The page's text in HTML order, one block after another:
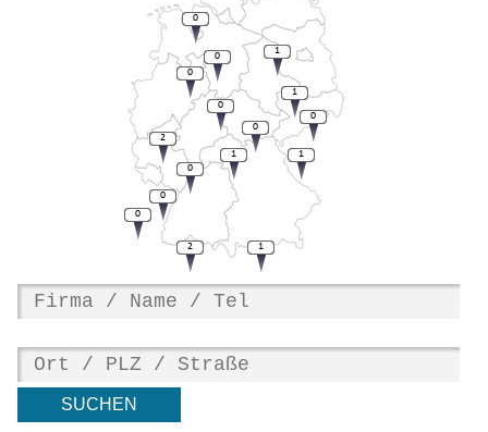
1
0
2
1
0
1
0
0
0
0
0
0
0
2
1
1